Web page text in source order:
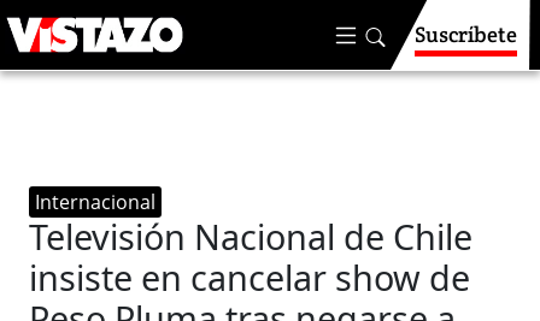
Suscríbete
Internacional
Televisión Nacional de Chile
insiste en cancelar show de